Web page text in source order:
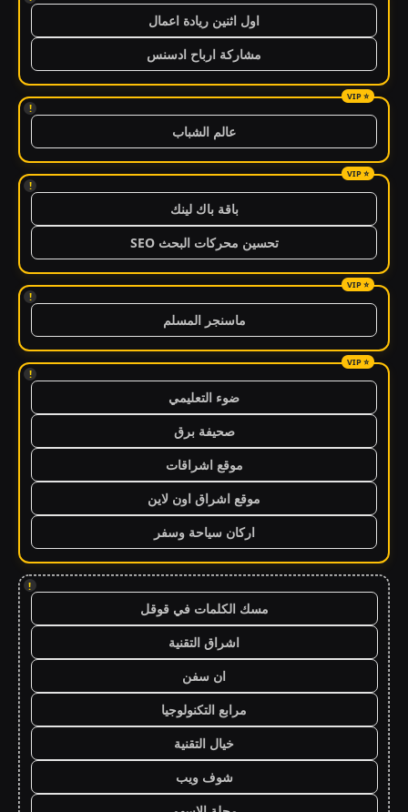
اول اثنين ريادة اعمال
مشاركة ارباح ادسنس
!
عالم الشباب
!
باقة باك لينك
تحسين محركات البحث SEO
!
ماسنجر المسلم
!
ضوء التعليمي
صحيفة برق
موقع اشراقات
موقع اشراق اون لاين
اركان سياحة وسفر
!
مسك الكلمات في قوقل
اشراق التقنية
ان سفن
مرابع التكنولوجيا
خيال التقنية
شوف ويب